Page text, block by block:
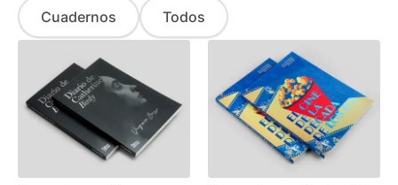
Cuadernos Todos